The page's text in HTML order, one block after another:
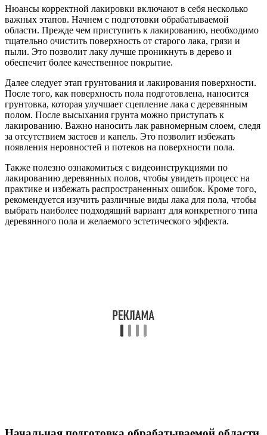
Нюансы корректной лакировки включают в себя несколько
важных этапов. Начнем с подготовки обрабатываемой
области. Прежде чем приступить к лакированию, необходимо
тщательно очистить поверхность от старого лака, грязи и
пыли. Это позволит лаку лучше проникнуть в дерево и
обеспечит более качественное покрытие.
Далее следует этап грунтования и лакирования поверхности.
После того, как поверхность пола подготовлена, наносится
грунтовка, которая улучшает сцепление лака с деревянным
полом. После высыхания грунта можно приступать к
лакированию. Важно наносить лак равномерным слоем, следя
за отсутствием застоев и капель. Это позволит избежать
появления неровностей и потеков на поверхности пола.
Также полезно ознакомиться с видеоинструкциями по
лакированию деревянных полов, чтобы увидеть процесс на
практике и избежать распространенных ошибок. Кроме того,
рекомендуется изучить различные виды лака для пола, чтобы
выбрать наиболее подходящий вариант для конкретного типа
деревянного пола и желаемого эстетического эффекта.